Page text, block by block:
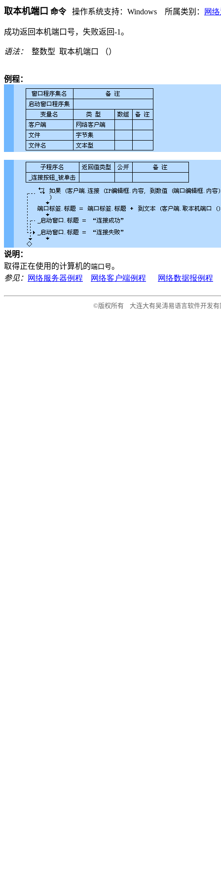
取本机端口 命令 操作系统支持： Windows 所属类别： 网
成功返回本机端口号，失败返回-1。
语法： 整数型 取本机端口 （）
例程：
说明：
取得正在使用的计算机的端口号。
参见： 网络服务器例程 网络客户端例程 网络数据报例程
©版权所有 大连大有吴涛易语言软件开发